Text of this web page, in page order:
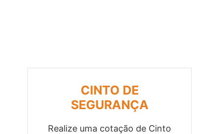
CINTO DE
SEGURANÇA
Realize uma cotação de Cinto